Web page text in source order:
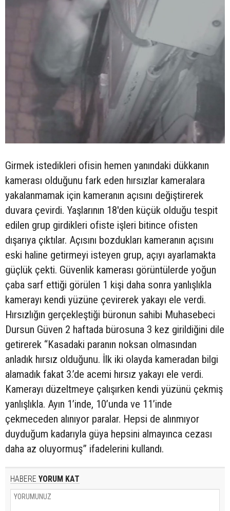
Girmek istedikleri ofisin hemen yanındaki dükkanın
kamerası olduğunu fark eden hırsızlar kameralara
yakalanmamak için kameranın açısını değiştirerek
duvara çevirdi. Yaşlarının 18'den küçük olduğu tespit
edilen grup girdikleri ofiste işleri bitince ofisten
dışarıya çıktılar. Açısını bozdukları kameranın açısını
eski haline getirmeyi isteyen grup, açıyı ayarlamakta
güçlük çekti. Güvenlik kamerası görüntülerde yoğun
çaba sarf ettiği görülen 1 kişi daha sonra yanlışlıkla
kamerayı kendi yüzüne çevirerek yakayı ele verdi.
Hırsızlığın gerçekleştiği büronun sahibi Muhasebeci
Dursun Güven 2 haftada bürosuna 3 kez girildiğini dile
getirerek “Kasadaki paranın noksan olmasından
anladık hırsız olduğunu. İlk iki olayda kameradan bilgi
alamadık fakat 3.’de acemi hırsız yakayı ele verdi.
Kamerayı düzeltmeye çalışırken kendi yüzünü çekmiş
yanlışlıkla. Ayın 1’inde, 10’unda ve 11’inde
çekmeceden alınıyor paralar. Hepsi de alınmıyor
duyduğum kadarıyla güya hepsini almayınca cezası
daha az oluyormuş” ifadelerini kullandı.
HABERE YORUM KAT